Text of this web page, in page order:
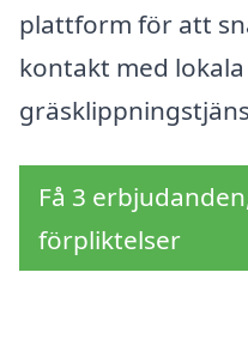
plattform för att
kontakt med
Få 3
förpliktelser